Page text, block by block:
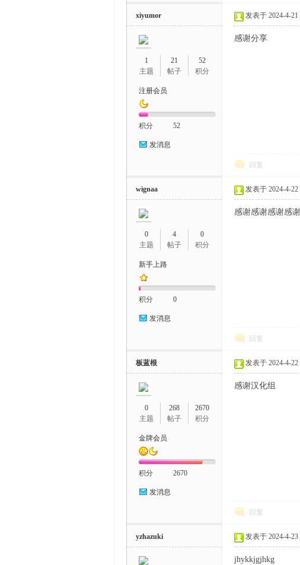
xiyumor
1
主题
21
帖子
52
积分
注册会员
积分 52
发消息
发表于 2024-4-21
感谢分享
回复
wignaa
0
主题
4
帖子
0
积分
新手上路
积分 0
发消息
发表于 2024-4-22
感谢感谢感谢感
回复
板蓝根
0
主题
268
帖子
2670
积分
金牌会员
积分 2670
发消息
发表于 2024-4-22
感谢汉化组
回复
yzhazuki 发表于 2024-4-23
jhykkjgjhkg